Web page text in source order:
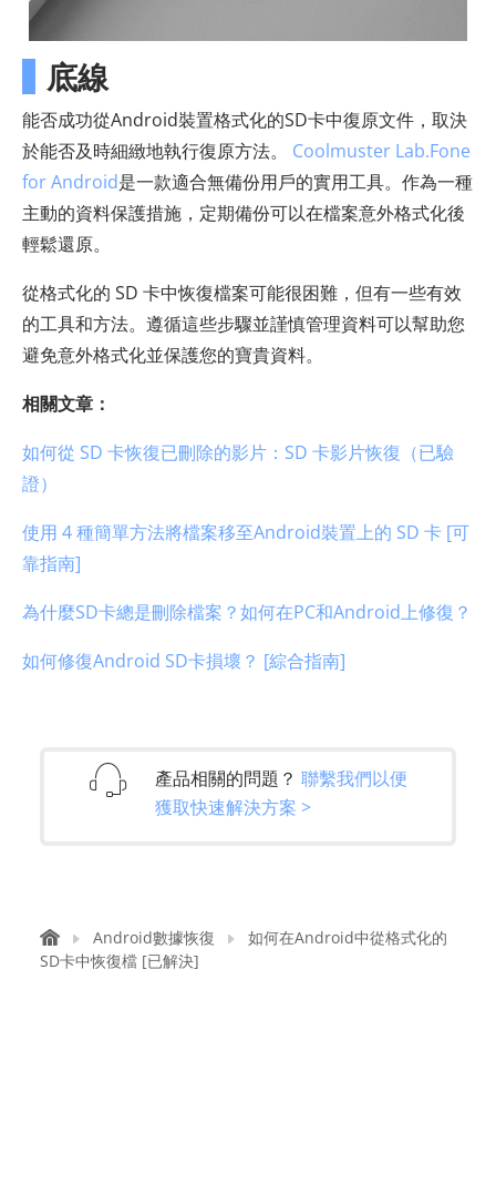
底線
能否成功從Android裝置格式化的SD卡中復原文件，取決
於能否及時細緻地執行復原方法。 Coolmuster Lab.Fone
for Android是一款適合無備份用戶的實用工具。作為一種
主動的資料保護措施，定期備份可以在檔案意外格式化後
輕鬆還原。
從格式化的 SD 卡中恢復檔案可能很困難，但有一些有效
的工具和方法。遵循這些步驟並謹慎管理資料可以幫助您
避免意外格式化並保護您的寶貴資料。
相關文章：
如何從 SD 卡恢復已刪除的影片：SD 卡影片恢復（已驗
證）
使用 4 種簡單方法將檔案移至Android裝置上的 SD 卡 [可
靠指南]
為什麼SD卡總是刪除檔案？如何在PC和Android上修復？
如何修復Android SD卡損壞？ [綜合指南]
產品相關的問題？ 聯繫我們以便
獲取快速解決方案 >
Android數據恢復
如何在Android中從格式化的
SD卡中恢復檔 [已解決]